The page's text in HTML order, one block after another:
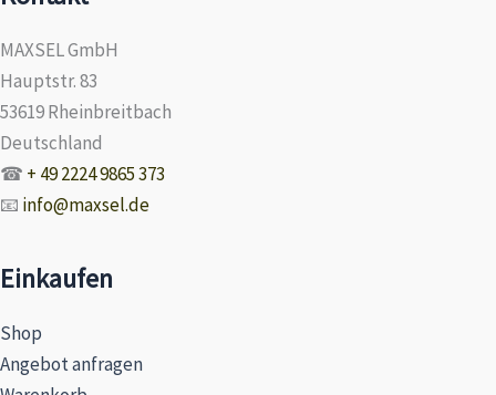
MAXSEL GmbH
Hauptstr. 83
53619 Rheinbreitbach
Deutschland
☎ + 49 2224 9865 373
📧 info@maxsel.de
Einkaufen
Shop
Angebot anfragen